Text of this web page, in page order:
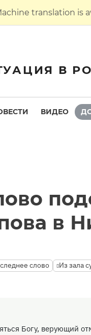
translation is
В
ВИДЕО
в
слово Из зала
Богу, верующий